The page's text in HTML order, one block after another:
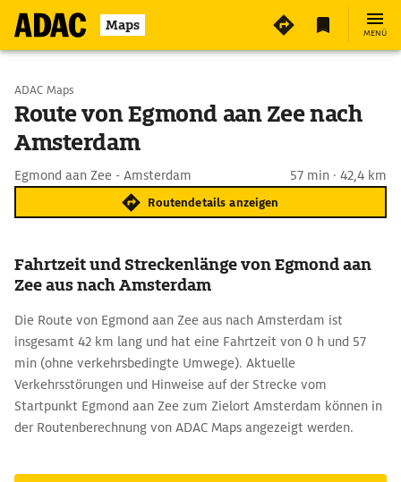
Maps MENÜ
Start wählen
Ziel eingeben
ADAC Maps
Route von Egmond aan Zee nach
Amsterdam
Egmond aan Zee - Amsterdam 57 min · 42,4 km
Routendetails anzeigen
Fahrtzeit und Streckenlänge von Egmond aan
Zee aus nach Amsterdam
Die Route von Egmond aan Zee aus nach Amsterdam ist
insgesamt 42 km lang und hat eine Fahrtzeit von 0 h und 57
min (ohne verkehrsbedingte Umwege). Aktuelle
Verkehrsstörungen und Hinweise auf der Strecke vom
Startpunkt Egmond aan Zee zum Zielort Amsterdam können in
der Routenberechnung von ADAC Maps angezeigt werden.